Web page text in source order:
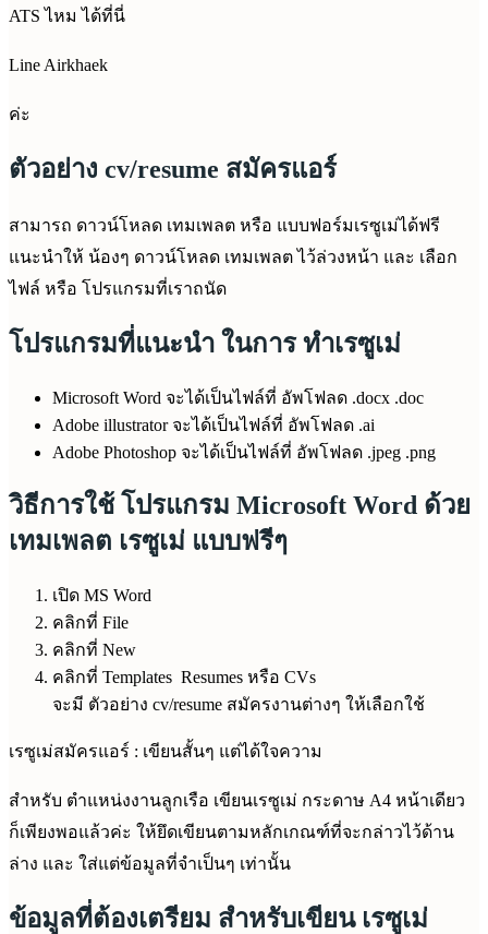
ATS ไหม ได้ที่นี่
Line Airkhaek
ค่ะ
ตัวอย่าง cv/resume สมัครแอร์
สามารถ ดาวน์โหลด เทมเพลต หรือ แบบฟอร์มเรซูเม่ได้ฟรี
แนะนำให้ น้องๆ ดาวน์โหลด เทมเพลต ไว้ล่วงหน้า และ เลือก
ไฟล์ หรือ โปรแกรมที่เราถนัด
โปรแกรมที่แนะนำ ในการ ทำเรซูเม่
Microsoft Word จะได้เป็นไฟล์ที่ อัพโฟลด .docx .doc
Adobe illustrator จะได้เป็นไฟล์ที่ อัพโฟลด .ai
Adobe Photoshop จะได้เป็นไฟล์ที่ อัพโฟลด .jpeg .png
วิธีการใช้ โปรแกรม Microsoft Word ด้วย
เทมเพลต เรซูเม่ แบบฟรีๆ
เปิด MS Word
คลิกที่ File
คลิกที่ New
คลิกที่ Templates Resumes หรือ CVs
จะมี ตัวอย่าง cv/resume สมัครงานต่างๆ ให้เลือกใช้
เรซูเม่สมัครแอร์ : เขียนสั้นๆ แต่ได้ใจความ
สำหรับ ตำแหน่งงานลูกเรือ เขียนเรซูเม่ กระดาษ A4 หน้าเดียว
ก็เพียงพอแล้วค่ะ ให้ยึดเขียนตามหลักเกณฑ์ที่จะกล่าวไว้ด้าน
ล่าง และ ใส่แต่ข้อมูลที่จำเป็นๆ เท่านั้น
ข้อมูลที่ต้องเตรียม สำหรับเขียน เรซูเม่